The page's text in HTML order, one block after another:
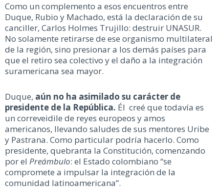
Como un complemento a esos encuentros entre
Duque, Rubio y Machado, está la declaración de su
canciller, Carlos Holmes Trujillo: destruir UNASUR.
No solamente retirarse de ese organismo multilateral
de la región, sino presionar a los demás países para
que el retiro sea colectivo y el daño a la integración
suramericana sea mayor.
Duque, aún no ha asimilado su carácter de
presidente de la República. Él creé que todavía es
un correveidile de reyes europeos y amos
americanos, llevando saludes de sus mentores Uribe
y Pastrana. Como particular podría hacerlo. Como
presidente, quebranta la Constitución, comenzando
por el Preámbulo: el Estado colombiano “se
compromete a impulsar la integración de la
comunidad latinoamericana”.